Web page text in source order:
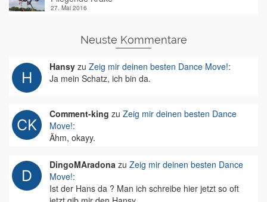
27. Mai 2016
Neuste Kommentare
Hansy zu Zeig mir deinen besten Dance Move!:
Ja mein Schatz, ich bin da.
Comment-king zu Zeig mir deinen besten Dance
Move!:
Ähm, okayy.
DingoMAradona zu Zeig mir deinen besten Dance
Move!:
Ist der Hans da ? Man ich schreibe hier jetzt so oft